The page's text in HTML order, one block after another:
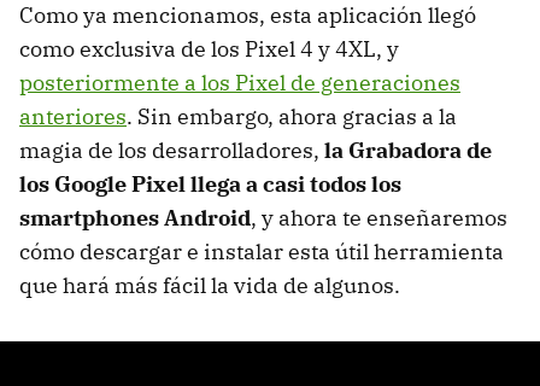
Como ya mencionamos, esta aplicación llegó
como exclusiva de los Pixel 4 y 4XL, y
posteriormente a los Pixel de generaciones
anteriores. Sin embargo, ahora gracias a la
magia de los desarrolladores, la Grabadora de
los Google Pixel llega a casi todos los
smartphones Android, y ahora te enseñaremos
cómo descargar e instalar esta útil herramienta
que hará más fácil la vida de algunos.